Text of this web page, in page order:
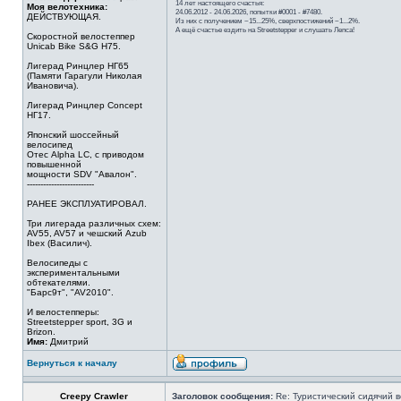
Моя велотехника:
ДЕЙСТВУЮЩАЯ.
Скоростной велостеппер
Unicab Bike S&G Н75.
Лигерад Ринцлер НГ65
(Памяти Гарагули Николая
Ивановича).
Лигерад Ринцлер Concept
НГ17.
Японский шоссейный
велосипед
Отес Alpha LC, с приводом
повышенной
мощности SDV "Авалон".
-------------------------
РАНЕЕ ЭКСПЛУАТИРОВАЛ.
Три лигерада различных схем:
AV55, AV57 и чешский Azub
Ibex (Василич).
Велосипеды с
экспериментальными
обтекателями.
"Барс9т", "AV2010".
И велостепперы:
Streetstepper sport, 3G и
Brizon.
Имя: Дмитрий
14 лет настоящего счастья:
24.06.2012 - 24.06.2026, попытки #0001 - #7480.
Из них с получением ~15...25%, сверхпостижений ~1...2%.
А ещё счастье ездить на Streetstepper и слушать Лепса!
Вернуться к началу
Creepy Crawler Заголовок сообщения: Re: Туристический сидячий